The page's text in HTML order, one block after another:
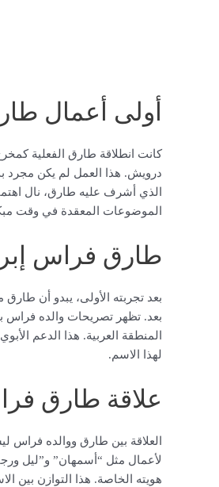
أولى أعمال
كانت انطلاقة طارق الفعلية
درويش. هذا العمل لم يكن مجرد
الذي أشرف عليه طارق، نال
الموضوعات المعقدة في وقت
طارق فراس
بعد تجربته الأولى، يبدو أن
بعد. تظهر تصريحات والده فراس
المنطقة العربية. هذا الدعم
لهذا الاسم.
علاقة طارق
العلاقة بين طارق ووالده فراس
لأعمال مثل “أسمهان” و”ليل
هويته الخاصة. هذا التوازن